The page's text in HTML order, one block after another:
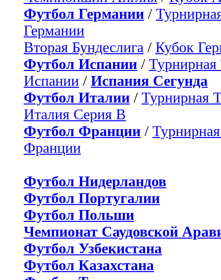
Футбол Германии /
Германии
Вторая Бундеслига / Кубок
Футбол Испании / Турнирная
Испании / Испания Сегунда
Футбол Италии / Турнирная
Италия Серия B
Футбол Франции /
Франции
Футбол Нидерландов
Футбол Португалии
Футбол Польши
Чемпионат Саудовской
Футбол Узбекистана
Футбол Казахстана